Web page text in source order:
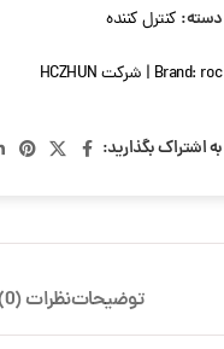
دسته: کنترل کننده
Brand: roc | شرکت HCZHUN
به اشتراک بگذارید:
توضیحاتنظرات (0)